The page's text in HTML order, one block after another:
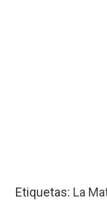
Etiquetas: La